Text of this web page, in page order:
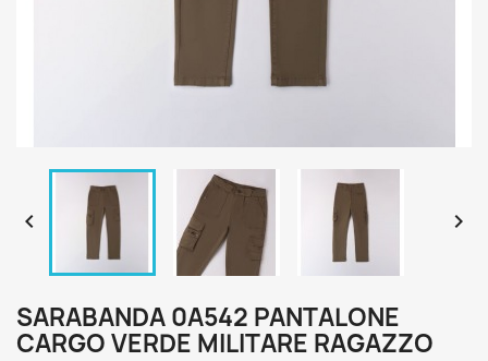
 
SARABANDA 0A542 PANTALONE
CARGO VERDE MILITARE RAGAZZO